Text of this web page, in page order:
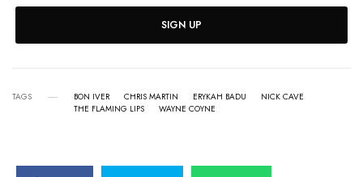
SIGN UP
TAGS BON IVER CHRIS MARTIN ERYKAH BADU
NICK CAVE
THE FLAMING LIPS
WAYNE COYNE